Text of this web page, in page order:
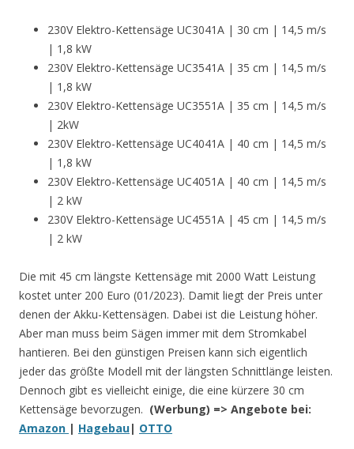
230V Elektro-Kettensäge UC3041A | 30 cm | 14,5 m/s
| 1,8 kW
230V Elektro-Kettensäge UC3541A | 35 cm | 14,5 m/s
| 1,8 kW
230V Elektro-Kettensäge UC3551A | 35 cm | 14,5 m/s
| 2kW
230V Elektro-Kettensäge UC4041A | 40 cm | 14,5 m/s
| 1,8 kW
230V Elektro-Kettensäge UC4051A | 40 cm | 14,5 m/s
| 2 kW
230V Elektro-Kettensäge UC4551A | 45 cm | 14,5 m/s
| 2 kW
Die mit 45 cm längste Kettensäge mit 2000 Watt Leistung
kostet unter 200 Euro (01/2023). Damit liegt der Preis unter
denen der Akku-Kettensägen. Dabei ist die Leistung höher.
Aber man muss beim Sägen immer mit dem Stromkabel
hantieren. Bei den günstigen Preisen kann sich eigentlich
jeder das größte Modell mit der längsten Schnittlänge leisten.
Dennoch gibt es vielleicht einige, die eine kürzere 30 cm
Kettensäge bevorzugen. (Werbung) => Angebote bei:
Amazon | Hagebau| OTTO